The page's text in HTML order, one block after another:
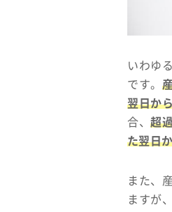
いわゆ
です。
翌日か
合、超
た翌日
また、
ますが